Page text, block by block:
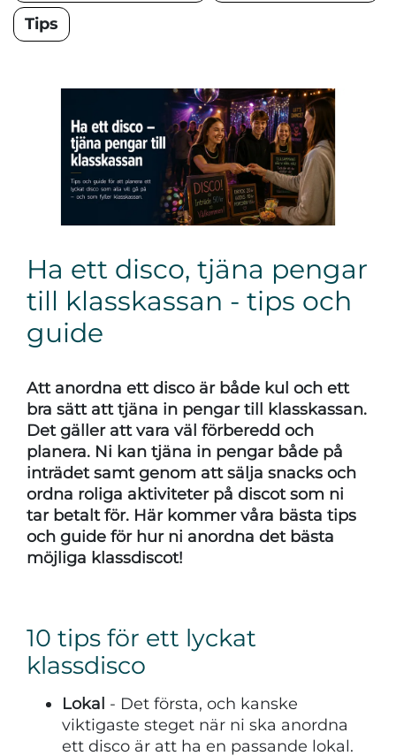
Tips
Ha ett disco, tjäna pengar
till klasskassan - tips och
guide
Att anordna ett disco är både kul och ett
bra sätt att tjäna in pengar till klasskassan.
Det gäller att vara väl förberedd och
planera. Ni kan tjäna in pengar både på
inträdet samt genom att sälja snacks och
ordna roliga aktiviteter på discot som ni
tar betalt för. Här kommer våra bästa tips
och guide för hur ni anordna det bästa
möjliga klassdiscot!
10 tips för ett lyckat
klassdisco
Lokal - Det första, och kanske
viktigaste steget när ni ska anordna
ett disco är att ha en passande lokal.